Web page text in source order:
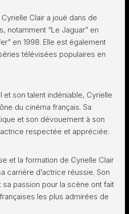
Clair a joué dans de
notamment “Le Jaguar” en
en 1998. Elle est également
télévisées populaires en
son talent indéniable, Cyrielle
du cinéma français. Sa
et son dévouement à son
respectée et appréciée.
et la formation de Cyrielle Clair
carrière d’actrice réussie. Son
passion pour la scène ont fait
les plus admirées de